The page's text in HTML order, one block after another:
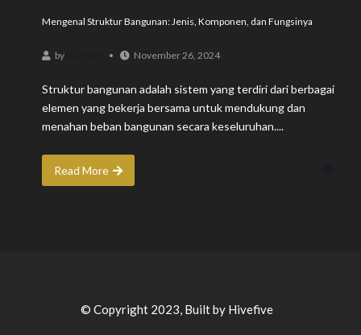
Mengenal Struktur Bangunan: Jenis, Komponen, dan Fungsinya
by November 26, 2024
Struktur bangunan adalah sistem yang terdiri dari berbagai
elemen yang bekerja bersama untuk mendukung dan
menahan beban bangunan secara keseluruhan....
Read More
© Copyright 2023, Built by Hivefive